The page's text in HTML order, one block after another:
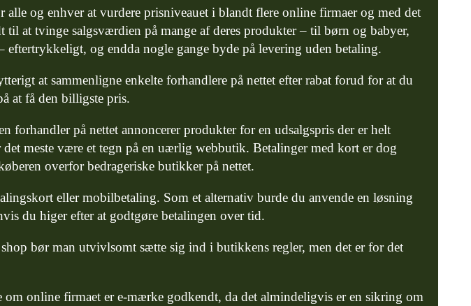
og enhver at vurdere prisniveauet i blandt flere online firmaer og med det
at tvinge salgsværdien på mange af deres produkter – til børn og babyer,
og endda nogle gange byde på levering uden betaling.
at sammenligne enkelte forhandlere på nettet efter rabat forud for at du
at få den billigste pris.
forhandler på nettet annoncerer produkter for en udsalgspris der er helt
meste være et tegn på en uærlig webbutik. Betalinger med kort er dog
overfor bedrageriske butikker på nettet.
eller mobilbetaling. Som et alternativ burde du anvende en løsning
du higer efter at godtgøre betalingen over tid.
bør man utvivlsomt sætte sig ind i butikkens regler, men det er for det
online firmaet er e-mærke godkendt, da det almindeligvis er en sikring om